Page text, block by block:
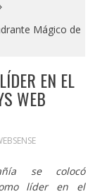
Mágico de
EN EL
WEB
se colocó
líder en el